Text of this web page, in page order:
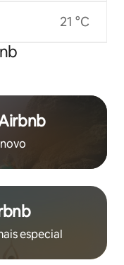
21 °C
especial